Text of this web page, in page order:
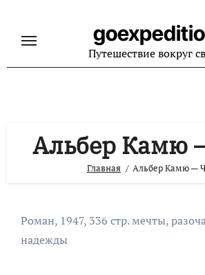
содержанию
Путешествие вокруг
Альбер Камю
Главная Альбер Камю —
Роман, 1947, 336 стр. мечты,
надежды